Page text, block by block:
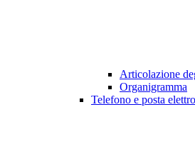
Articolazione
Organigramma
Telefono e posta